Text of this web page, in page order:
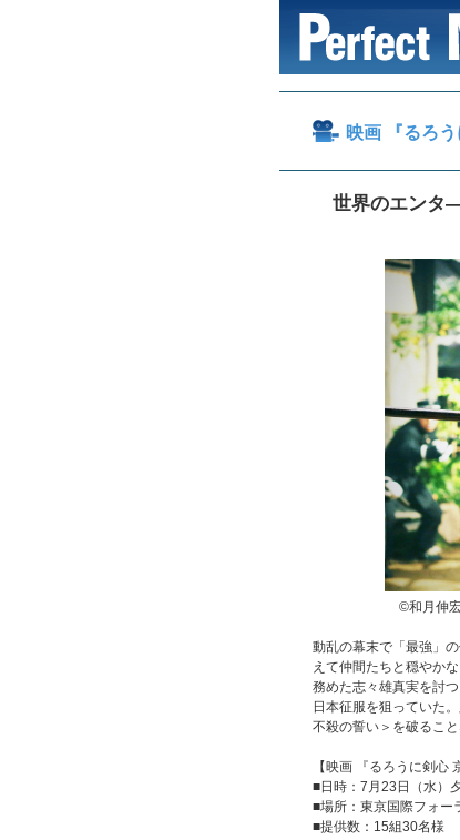
映画 『るろ
世界のエンタ
©和月伸
動乱の幕末で「最強」
えて仲間たちと穏やか
務めた志々雄真実を討
日本征服を狙っていた
不殺の誓い＞を破るこ
【映画 『るろうに剣心
■日時：7月23日（水）
■場所：東京国際フォー
■提供数：15組30名様